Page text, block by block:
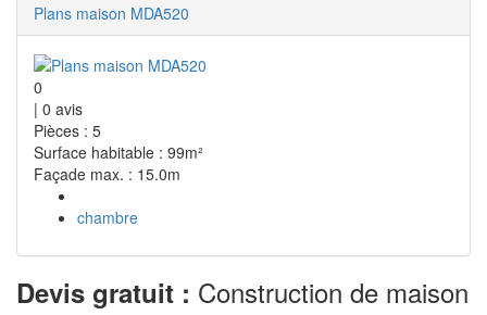
Plans maison MDA520
0
| 0 avis
Pièces : 5
Surface habitable : 99m²
Façade max. : 15.0m
chambre
Devis gratuit : Construction de maison